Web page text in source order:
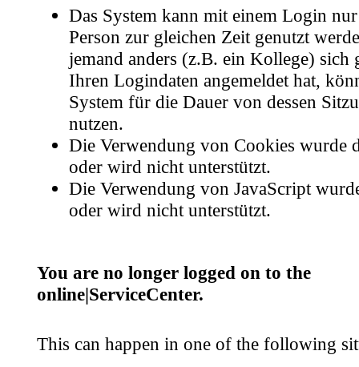
Das System kann mit einem Login
Person zur gleichen Zeit genutzt
jemand anders (z.B. ein Kollege) sich
Ihren Logindaten angemeldet hat,
System für die Dauer von dessen
nutzen.
Die Verwendung von Cookies wurde
oder wird nicht unterstützt.
Die Verwendung von JavaScript
oder wird nicht unterstützt.
You are no longer logged on to the
online|ServiceCenter.
This can happen in one of the following